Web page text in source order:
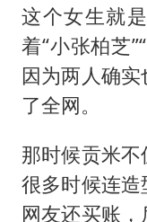
这个女生就
着“小张柏芝
因为两人确
了全网。
那时候贡米不
很多时候连
网友还买账